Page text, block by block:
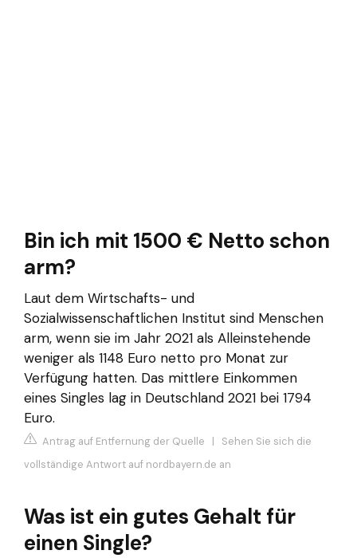
Bin ich mit 1500 € Netto schon
arm?
Laut dem Wirtschafts- und
Sozialwissenschaftlichen Institut sind Menschen
arm, wenn sie im Jahr 2021 als Alleinstehende
weniger als 1148 Euro netto pro Monat zur
Verfügung hatten. Das mittlere Einkommen
eines Singles lag in Deutschland 2021 bei 1794
Euro.
Antrag auf Entfernung der Quelle | Sehen Sie sich die
vollständige Antwort auf nordbayern.de an
Was ist ein gutes Gehalt für
einen Single?